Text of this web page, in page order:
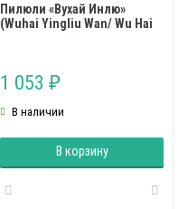
Пилюли «Вухай Инлю»
(Wuhai Yingliu Wan/ Wu Hai
1 053 ₽
В наличии
В корзину